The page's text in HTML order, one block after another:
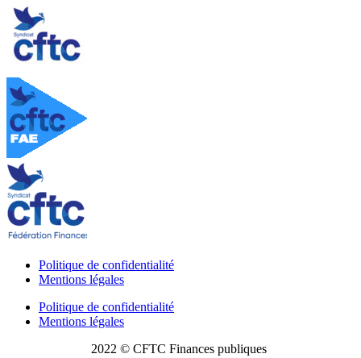
Politique de confidentialité
Mentions légales
Politique de confidentialité
Mentions légales
2022 © CFTC Finances publiques